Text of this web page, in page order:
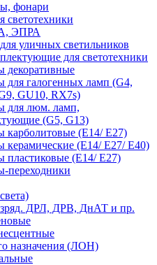
фонари
светотехники
ЭПРА
уличных светильников
для светотехники
декоративные
для галогенных ламп (G4,
GU10, RX7s)
для люм. ламп,
(G5, G13)
карболитовые (E14/ E27)
керамические (E14/ E27/ E40)
пластиковые (E14/ E27)
переходники
ДРЛ, ДРВ, ДнАТ и пр.
назначения (ЛОН)